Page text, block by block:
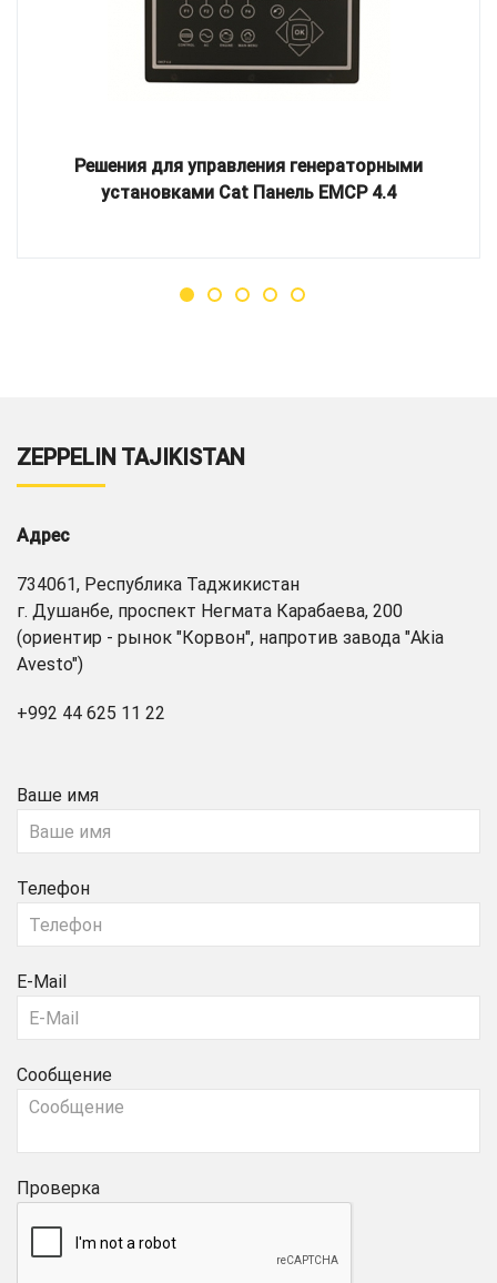
Решения для управления генераторными
установками Cat Панель EMCP 4.4
ZEPPELIN TAJIKISTAN
Адрес
734061, Республика Таджикистан
г. Душанбе, проспект Негмата Карабаева, 200
(ориентир - рынок "Корвон", напротив завода "Akia
Avesto")
+992 44 625 11 22
Ваше имя
Телефон
E-Mail
Сообщение
Проверка